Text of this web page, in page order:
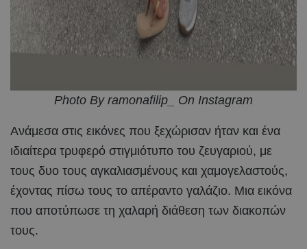
Photo By ramonafilip_ On Instagram
Ανάμεσα στις εικόνες που ξεχώρισαν ήταν και ένα
ιδιαίτερα τρυφερό στιγμιότυπο του ζευγαριού, με
τους δυο τους αγκαλιασμένους και χαμογελαστούς,
έχοντας πίσω τους το απέραντο γαλάζιο. Μια εικόνα
που αποτύπωσε τη χαλαρή διάθεση των διακοπών
τους.